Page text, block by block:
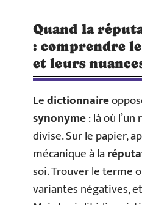
Quand la
: comprendre
et leurs
Ledictionnaire
synonyme: là où
divise. Sur le papier,
mécanique à la
soi. Trouver le terme
variantes négatives,